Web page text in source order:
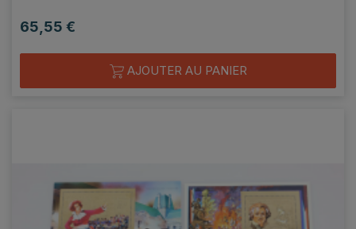
Prix
65,55 €
AJOUTER AU PANIER